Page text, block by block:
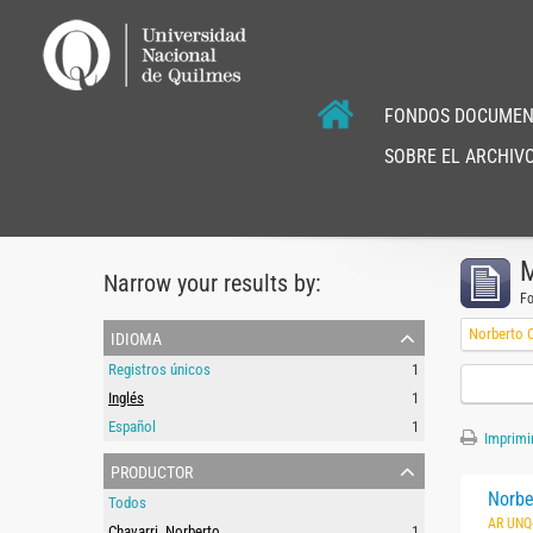
FONDOS
SOBRE EL
Narrow your results by:
idioma
Registros únicos
1
Inglés
1
Español
1
productor
Todos
Norberto
AR